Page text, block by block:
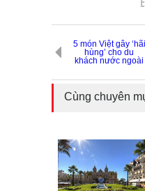
5 món Việt gây ‘hãi
hùng’ cho du
khách nước ngoài
Cùng chuyên